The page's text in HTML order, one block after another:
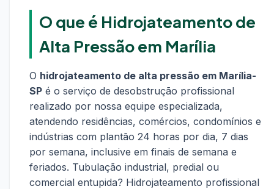
O que é Hidrojateamento de
Alta Pressão em Marília
O hidrojateamento de alta pressão em Marília-
SP é o serviço de desobstrução profissional
realizado por nossa equipe especializada,
atendendo residências, comércios, condomínios e
indústrias com plantão 24 horas por dia, 7 dias
por semana, inclusive em finais de semana e
feriados. Tubulação industrial, predial ou
comercial entupida? Hidrojateamento profissional